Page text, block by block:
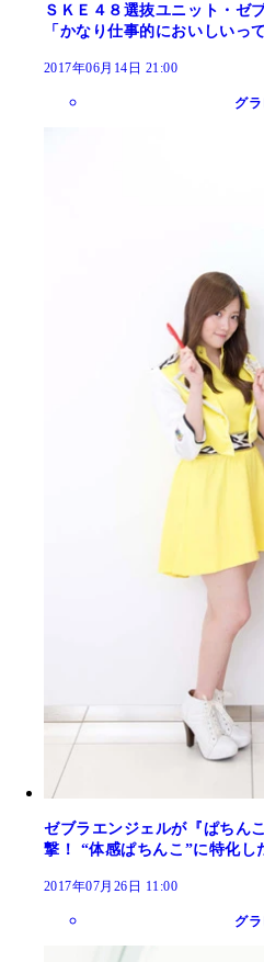
ＳＫＥ４８選抜ユニット・ゼ
「かなり仕事的においしいっ
2017年06月14日 21:00
グ
ゼブラエンジェルが『ぱちん
撃！ “体感ぱちんこ”に特化
2017年07月26日 11:00
グ